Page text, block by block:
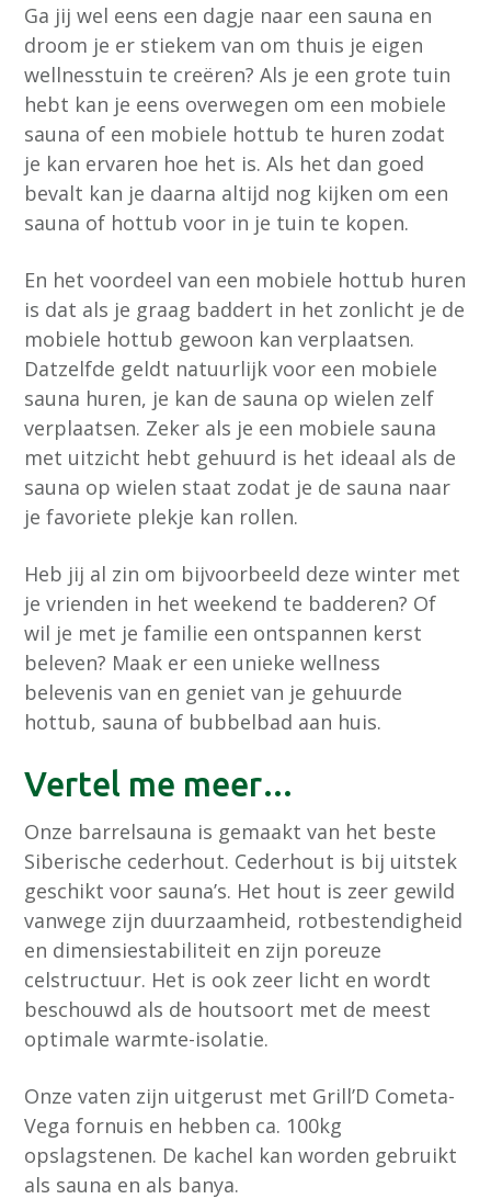
Ga jij wel eens een dagje naar een sauna en
droom je er stiekem van om thuis je eigen
wellnesstuin te creëren? Als je een grote tuin
hebt kan je eens overwegen om een mobiele
sauna of een mobiele hottub te huren zodat
je kan ervaren hoe het is. Als het dan goed
bevalt kan je daarna altijd nog kijken om een
sauna of hottub voor in je tuin te kopen.
En het voordeel van een mobiele hottub huren
is dat als je graag baddert in het zonlicht je de
mobiele hottub gewoon kan verplaatsen.
Datzelfde geldt natuurlijk voor een mobiele
sauna huren, je kan de sauna op wielen zelf
verplaatsen. Zeker als je een mobiele sauna
met uitzicht hebt gehuurd is het ideaal als de
sauna op wielen staat zodat je de sauna naar
je favoriete plekje kan rollen.
Heb jij al zin om bijvoorbeeld deze winter met
je vrienden in het weekend te badderen? Of
wil je met je familie een ontspannen kerst
beleven? Maak er een unieke wellness
belevenis van en geniet van je gehuurde
hottub, sauna of bubbelbad aan huis.
Vertel me meer…
Onze barrelsauna is gemaakt van het beste
Siberische cederhout. Cederhout is bij uitstek
geschikt voor sauna’s. Het hout is zeer gewild
vanwege zijn duurzaamheid, rotbestendigheid
en dimensiestabiliteit en zijn poreuze
celstructuur. Het is ook zeer licht en wordt
beschouwd als de houtsoort met de meest
optimale warmte-isolatie.
Onze vaten zijn uitgerust met Grill’D Cometa-
Vega fornuis en hebben ca. 100kg
opslagstenen. De kachel kan worden gebruikt
als sauna en als banya.